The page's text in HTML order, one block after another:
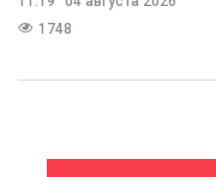
1748